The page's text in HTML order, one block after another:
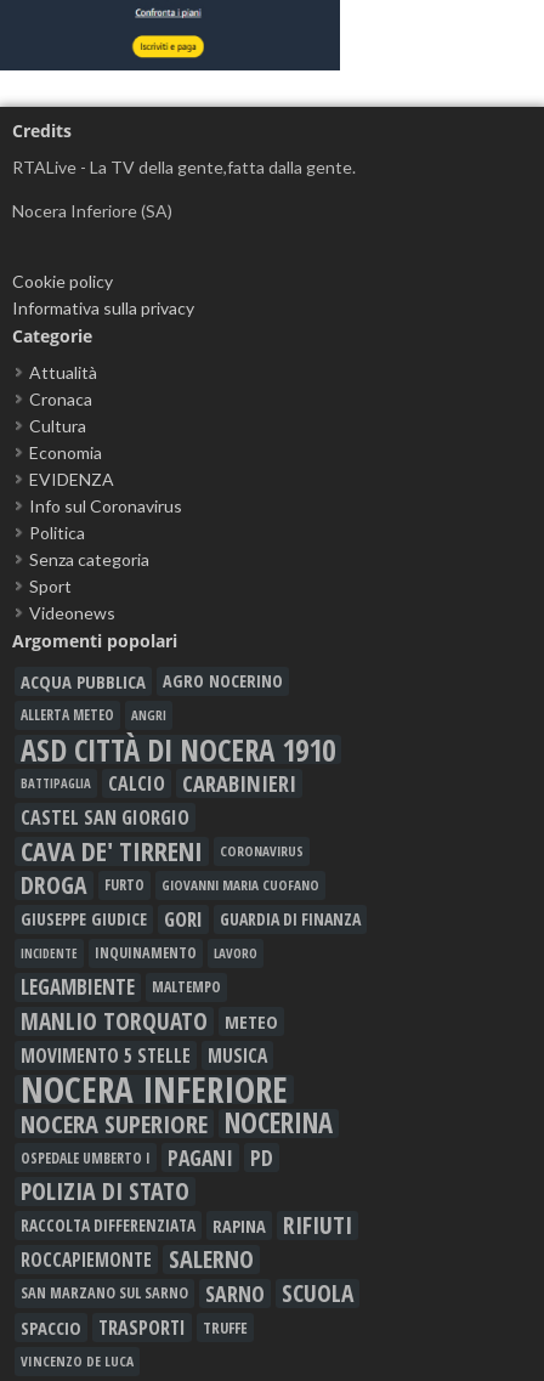
Credits
RTALive - La TV della gente,fatta dalla gente.
Nocera Inferiore (SA)
Cookie policy
Informativa sulla privacy
Categorie
Attualità
Cronaca
Cultura
Economia
EVIDENZA
Info sul Coronavirus
Politica
Senza categoria
Sport
Videonews
Argomenti popolari
ACQUA PUBBLICA AGRO NOCERINO
ALLERTA METEO ANGRI
ASD CITTÀ DI NOCERA 1910
BATTIPAGLIA CALCIO CARABINIERI
CASTEL SAN GIORGIO
CAVA DE' TIRRENI CORONAVIRUS
DROGA FURTO GIOVANNI MARIA CUOFANO
GIUSEPPE GIUDICE GORI GUARDIA DI FINANZA
INCIDENTE INQUINAMENTO LAVORO
LEGAMBIENTE MALTEMPO
MANLIO TORQUATO METEO
MOVIMENTO 5 STELLE MUSICA
NOCERA INFERIORE
NOCERA SUPERIORE NOCERINA
OSPEDALE UMBERTO I PAGANI PD
POLIZIA DI STATO
RACCOLTA DIFFERENZIATA RAPINA RIFIUTI
ROCCAPIEMONTE SALERNO
SAN MARZANO SUL SARNO SARNO SCUOLA
SPACCIO TRASPORTI TRUFFE
VINCENZO DE LUCA